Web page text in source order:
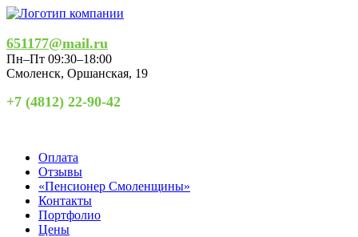
651177@mail.ru
Пн–Пт 09:30–18:00
Смоленск, Оршанская, 19
+7 (4812) 22-90-42
Оплата
Отзывы
«Пенсионер Смоленщины»
Контакты
Портфолио
Цены